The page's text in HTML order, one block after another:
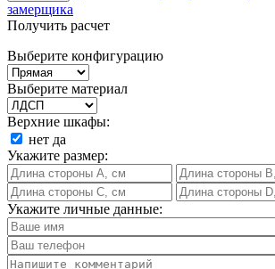
замерщика
Получить расчет
Выберите конфигурацию
Выберите материал
Верхние шкафы:
нет да
Укажите размер:
Укажите личные данные: